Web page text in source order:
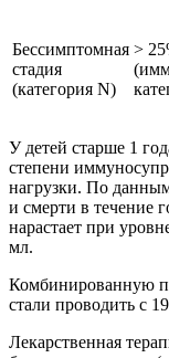
Бессимптомная
стадия
(категория N)
>
У детей старше 1
степени
нагрузки. По
и смерти в течение
нарастает при
мл.
Комбинированную
стали проводить с
Лекарственная